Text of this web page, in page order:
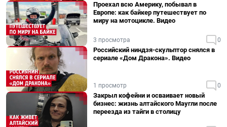
Проехал всю Америку, побывал в
Европе: как байкер путешествует по
миру на мотоцикле. Видео
3 просмотра 0
Российский ниндзя-скульптор снялся в
сериале «Дом Дракона». Видео
1 просмотр 0
Закрыл кофейни и осваивает новый
бизнес: жизнь алтайского Маугли после
переезда из тайги в столицу